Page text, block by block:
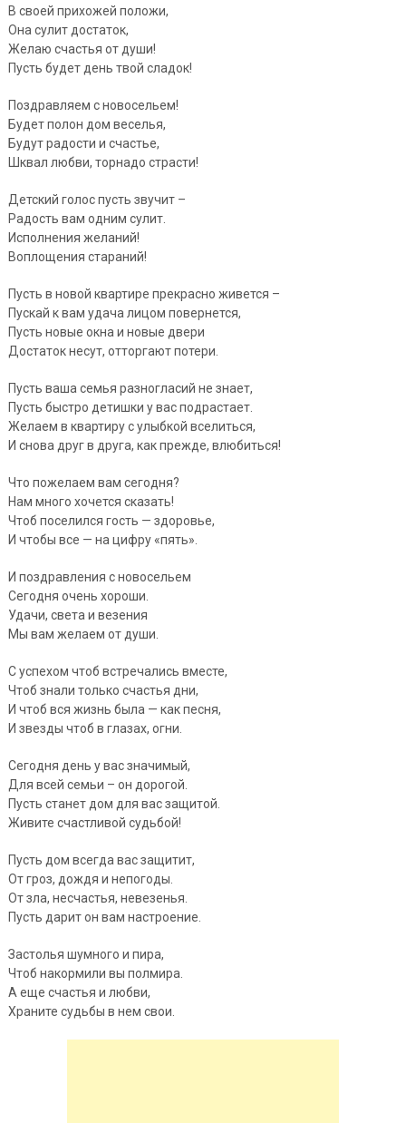
В своей прихожей положи,
Она сулит достаток,
Желаю счастья от души!
Пусть будет день твой сладок!
Поздравляем с новосельем!
Будет полон дом веселья,
Будут радости и счастье,
Шквал любви, торнадо страсти!
Детский голос пусть звучит –
Радость вам одним сулит.
Исполнения желаний!
Воплощения стараний!
Пусть в новой квартире прекрасно живется –
Пускай к вам удача лицом повернется,
Пусть новые окна и новые двери
Достаток несут, отторгают потери.
Пусть ваша семья разногласий не знает,
Пусть быстро детишки у вас подрастает.
Желаем в квартиру с улыбкой вселиться,
И снова друг в друга, как прежде, влюбиться!
Что пожелаем вам сегодня?
Нам много хочется сказать!
Чтоб поселился гость — здоровье,
И чтобы все — на цифру «пять».
И поздравления с новосельем
Сегодня очень хороши.
Удачи, света и везения
Мы вам желаем от души.
С успехом чтоб встречались вместе,
Чтоб знали только счастья дни,
И чтоб вся жизнь была — как песня,
И звезды чтоб в глазах, огни.
Сегодня день у вас значимый,
Для всей семьи – он дорогой.
Пусть станет дом для вас защитой.
Живите счастливой судьбой!
Пусть дом всегда вас защитит,
От гроз, дождя и непогоды.
От зла, несчастья, невезенья.
Пусть дарит он вам настроение.
Застолья шумного и пира,
Чтоб накормили вы полмира.
А еще счастья и любви,
Храните судьбы в нем свои.